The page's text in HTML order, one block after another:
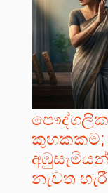
කුහකකම;
නැවත